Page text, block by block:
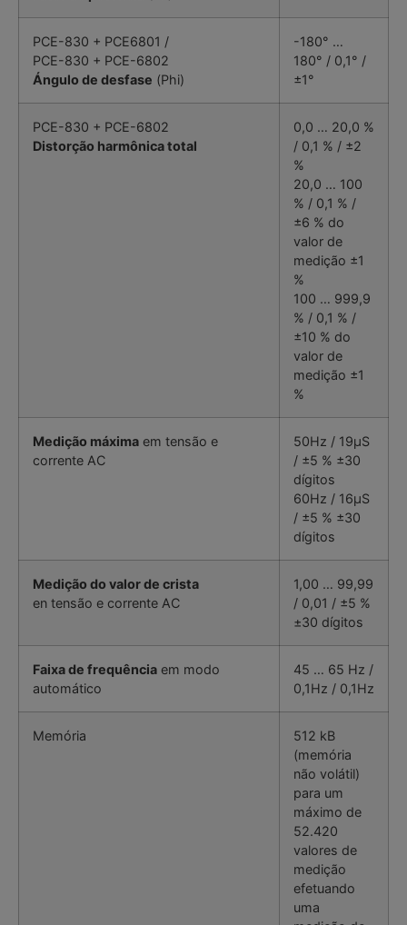
PCE-830 + PCE6801 /
PCE-830 + PCE-6802
Ángulo de desfase (Phi)
-180° …
180° / 0,1° /
±1°
PCE-830 + PCE-6802
Distorção harmônica total
0,0 … 20,0 %
/ 0,1 % / ±2
%
20,0 … 100
% / 0,1 % /
±6 % do
valor de
medição ±1
%
100 … 999,9
% / 0,1 % /
±10 % do
valor de
medição ±1
%
Medição máxima em tensão e
corrente AC
50Hz / 19µS
/ ±5 % ±30
dígitos
60Hz / 16µS
/ ±5 % ±30
dígitos
Medição do valor de crista
en tensão e corrente AC
1,00 … 99,99
/ 0,01 / ±5 %
±30 dígitos
Faixa de frequência em modo
automático
45 … 65 Hz /
0,1Hz / 0,1Hz
Memória
512 kB
(memória
não volátil)
para um
máximo de
52.420
valores de
medição
efetuando
uma